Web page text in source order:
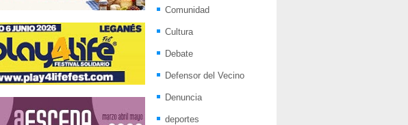
Comunidad
Cultura
Debate
Defensor del Vecino
Denuncia
deportes